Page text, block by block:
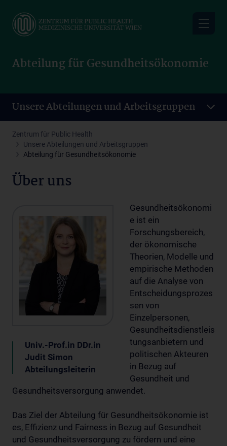
main
Abteilung für Gesundheitsökonomie
Unsere Abteilungen und Arbeitsgruppen
Zentrum für Public Health
Unsere Abteilungen und Arbeitsgruppen
Abteilung für Gesundheitsökonomie
Über uns
Univ.-Prof.in DDr.in
Judit Simon
Abteilungsleiterin
Gesundheitsökonomi
e ist ein
Forschungsbereich,
der ökonomische
Theorien, Modelle und
empirische Methoden
auf die Analyse von
Entscheidungsprozes
sen von
Einzelpersonen,
Gesundheitsdienstleis
tungsanbietern und
politischen Akteuren
in Bezug auf
Gesundheit und
Gesundheitsversorgung anwendet.
Das Ziel der Abteilung für Gesundheitsökonomie ist
es, Effizienz und Fairness in Bezug auf Gesundheit
und Gesundheitsversorgung zu fördern und eine